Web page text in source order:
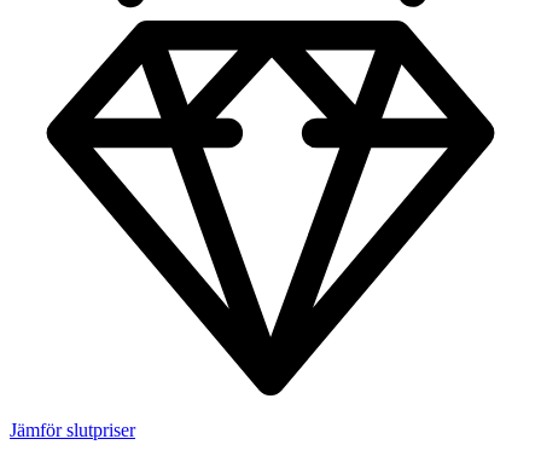
Jämför slutpriser